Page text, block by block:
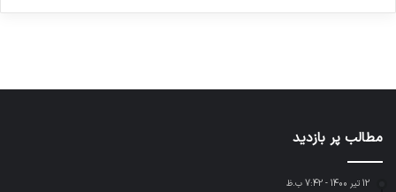
مطالب پر بازدید
12 تیر 1400 - 7:42 ب.ظ